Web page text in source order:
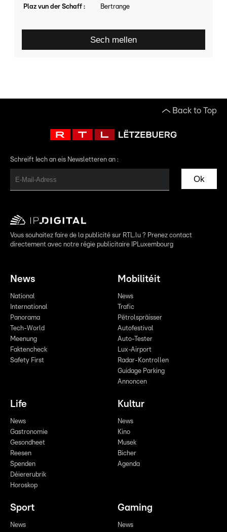
Plaz vun der Schaff : Bertrange
Sech mellen
Back to Top
Schreift Iech an eis Newsletteren an :
Ok
Vous souhaitez faire de la publicité sur RTL.lu ? Prenez contact
directement avec notre régie publicitaire IPLuxembourg
News
National
International
Panorama
Tech-World
Meenung
Faktencheck
Safety First
Mobilitéit
News
Trafic
Pëtrolspräisser
Autofestival
Auto-Tester
Lux-Airport
Radar-Kontrollen
Guidage Parking
Annoncen
Life
News
Gastronomie
Gesondheet
Reesen
Spenden
Déiererubrik
Horoskop
Kultur
News
Kino
Musek
Bicher
Agenda
Sport
News
Gaming
News